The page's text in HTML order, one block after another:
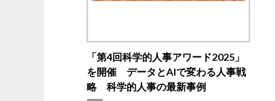
「第4回科学的人事アワード2025」
を開催 データとAIで変わる人事戦
略 科学的人事の最新事例